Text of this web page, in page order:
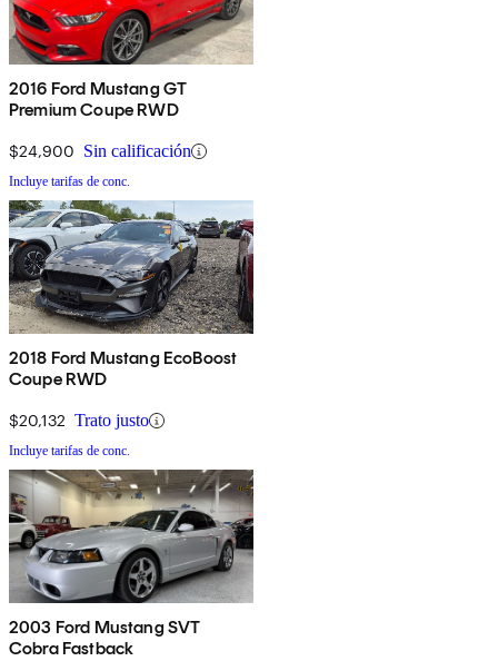
2016 Ford Mustang GT
Premium Coupe RWD
$24,900 Sin calificación
Incluye tarifas de conc.
2018 Ford Mustang EcoBoost
Coupe RWD
$20,132 Trato justo
Incluye tarifas de conc.
2003 Ford Mustang SVT
Cobra Fastback